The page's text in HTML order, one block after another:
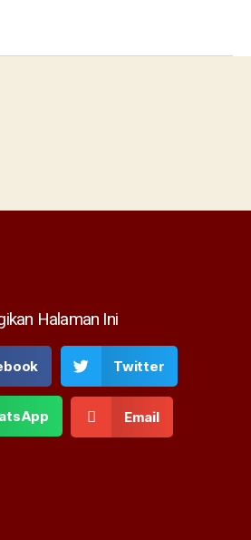
Halaman Ini
Twitter
Email